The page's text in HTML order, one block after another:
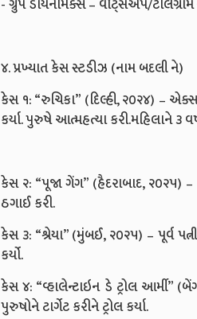
- ગ્રુપ ડાયનેમિક્સ – વૉટ્સએપ/ટેલિગ્રામ
૪. પ્રખ્યાત કેસ સ્ટડીઝ (નામ બદલી ને)
કેસ ૧: “રુચિકા” (દિલ્હી, ૨૦૨૪) –
કર્યા. પુરુષે આત્મહત્યા કરી.મહિલાને ૩
કેસ ૨: “પૂજા ગેંગ” (હૈદરાબાદ, ૨૦૨૫)
ઠગાઈ કરી.
કેસ ૩: “શ્રેયા” (મુંબઈ, ૨૦૨૫) – પૂર્વ
કર્યો.
કેસ ૪: “વ્હાલેન્ટાઇન ડે ટ્રોલ
પુરુષોને ટાર્ગેટ કરીને ટ્રોલ કર્યા.